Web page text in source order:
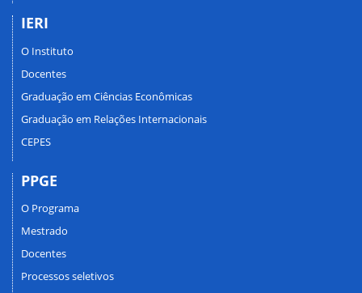
IERI
O Instituto
Docentes
Graduação em Ciências Econômicas
Graduação em Relações Internacionais
CEPES
PPGE
O Programa
Mestrado
Docentes
Processos seletivos